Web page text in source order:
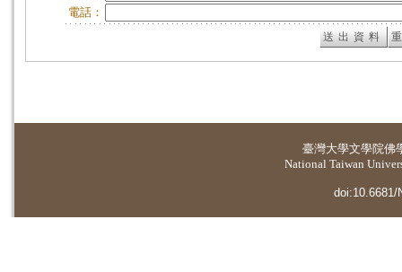
電話：
臺灣大學文學院佛
National Taiwan
doi:10.6681/